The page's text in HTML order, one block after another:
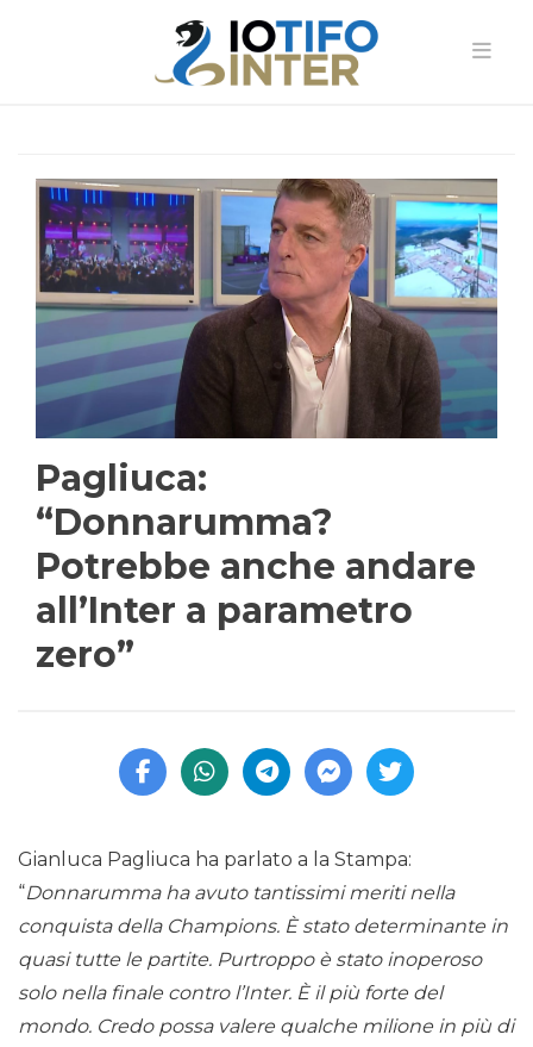
Pagliuca:
“Donnarumma?
Potrebbe anche andare
all’Inter a parametro
zero”
Gianluca Pagliuca ha parlato a la Stampa:
“Donnarumma ha avuto tantissimi meriti nella
conquista della Champions. È stato determinante in
quasi tutte le partite. Purtroppo è stato inoperoso
solo nella finale contro l’Inter. È il più forte del
mondo. Credo possa valere qualche milione in più di